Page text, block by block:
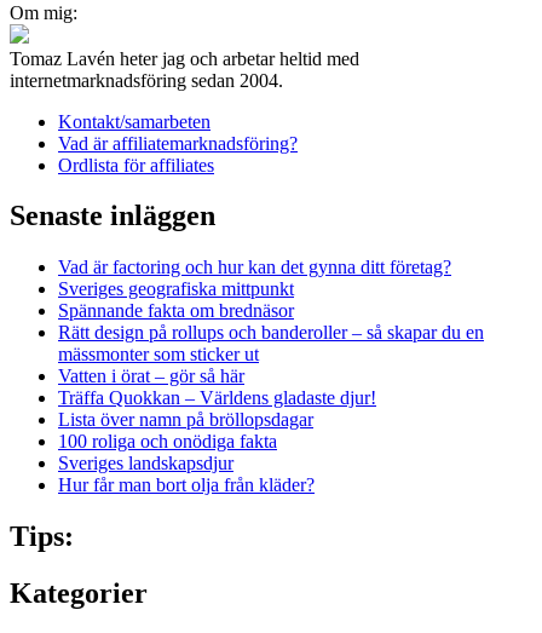
Om mig:
Tomaz Lavén heter jag och arbetar heltid med
internetmarknadsföring sedan 2004.
Kontakt/samarbeten
Vad är affiliatemarknadsföring?
Ordlista för affiliates
Senaste inläggen
Vad är factoring och hur kan det gynna ditt företag?
Sveriges geografiska mittpunkt
Spännande fakta om brednäsor
Rätt design på rollups och banderoller – så skapar du en
mässmonter som sticker ut
Vatten i örat – gör så här
Träffa Quokkan – Världens gladaste djur!
Lista över namn på bröllopsdagar
100 roliga och onödiga fakta
Sveriges landskapsdjur
Hur får man bort olja från kläder?
Tips:
Kategorier